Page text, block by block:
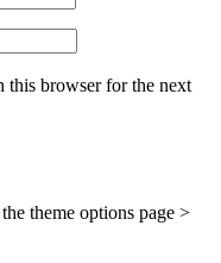
this browser for the next
theme options page >